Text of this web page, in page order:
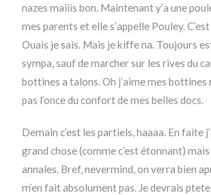
nazes maiiis bon. Maintenant y’a une
mes parents et elle s’appelle Pouley.
Ouais je sais. Mais je kiffe na. Toujours
sympa, sauf de marcher sur les rives du
bottines a talons. Oh j’aime mes bottines
pas l’once du confort de mes belles docs.
Demain c’est les partiels, haaaa. En faite
grand chose (comme c’est étonnant)
annales. Bref, nevermind, on verra bien
m’en fait absolument pas. Je devrais